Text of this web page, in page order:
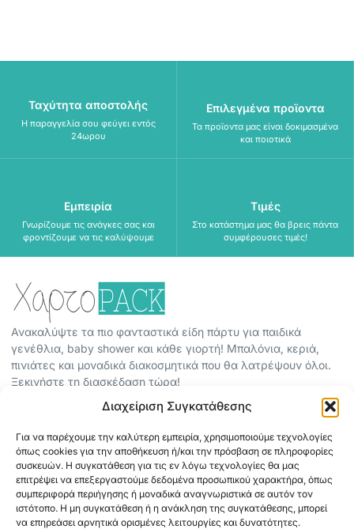
Διαχείριση Συγκατάθεσης
Για να παρέχουμε την καλύτερη εμπειρία, χρησιμοποιούμε τεχνολογίες
όπως cookies για την αποθήκευση ή/και την πρόσβαση σε πληροφορίες
συσκευών. Η συγκατάθεση για τις εν λόγω τεχνολογίες θα μας
επιτρέψει να επεξεργαστούμε δεδομένα προσωπικού χαρακτήρα, όπως
συμπεριφορά περιήγησης ή μοναδικά αναγνωριστικά σε αυτόν τον
ιστότοπο. Η μη συγκατάθεση ή η ανάκληση της συγκατάθεσης, μπορεί
να επηρεάσει αρνητικά ορισμένες λειτουργίες και δυνατότητες.
Ταχύτητα αποστολής
Η παραγγελία σου φεύγει εντός
24ωρου
Επιλεγμένα προϊοντα
Τα προϊοντα μας είναι δοκιμασμένα
και ποιοτικά
Εμπειρία
Γνωρίζουμε τις ανάγκες σας και
φροντίζουμε να τις καλύψουμε
Τιμές
Στο κατάστημα μας θα βρεις πάντα
συμφέρουσες τιμές!
Ανακαλύψτε τα πιο φανταστικά είδη πάρτυ για παιδικά
γενέθλια, baby shower και κάθε γιορτή! Μπαλόνια, κεριά,
πινιάτες και μοναδικά διακοσμητικά που θα λατρέψουν όλοι.
Ξεκινήστε τη διασκέδαση τώρα!
ΟΡΟΙ ΧΡΗΣΗΣ
ΠΟΛΙΤΙΚΗ ΑΠΟΡΡΗΤΟΥ
ABOUT
ΕΠΙΚΟΙΝΩΝΙΑ